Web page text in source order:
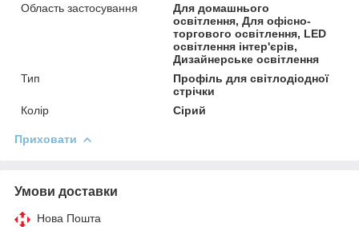
Область застосування
Для домашнього
освітлення, Для офісно-
торгового освітлення, LED
освітлення інтер'єрів,
Дизайнерське освітлення
Тип
Профіль для світлодіодної
стрічки
Колір
Сірий
Приховати
Умови доставки
Нова Пошта